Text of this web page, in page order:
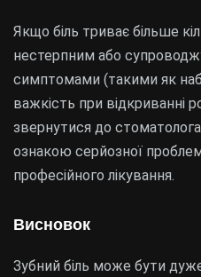
Якщо біль триває більше
нестерпним або
симптомами (такими як
важкість при відкриванні
звернутися до
ознакою серйозної
професійного лікування.
Висновок
Зубний біль може бути